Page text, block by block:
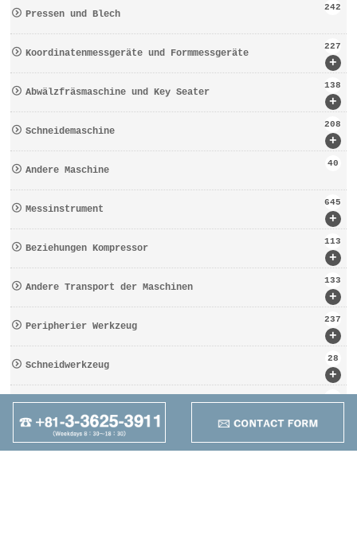
Pressen und Blech
242
+
Koordinatenmessgeräte und Formmessgeräte
227
+
Abwälzfräsmaschine und Key Seater
138
+
Schneidemaschine
208
Andere Maschine
40
+
Messinstrument
645
+
Beziehungen Kompressor
113
+
Andere Transport der Maschinen
133
+
Peripherier Werkzeug
237
+
Schneidwerkzeug
28
Werkzeugbezogen
162
+
Anders